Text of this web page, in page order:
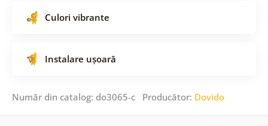
Culori vibrante
Instalare ușoară
Număr din catalog: do3065-c Producător: Dovido